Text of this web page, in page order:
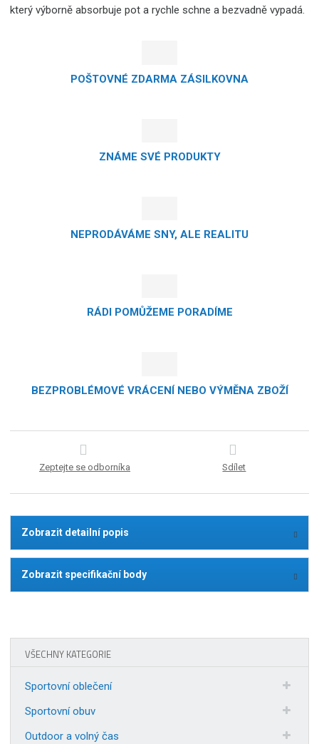
který výborně absorbuje pot a rychle schne a bezvadně vypadá.
POŠTOVNÉ ZDARMA ZÁSILKOVNA
ZNÁME SVÉ PRODUKTY
NEPRODÁVÁME SNY, ALE REALITU
RÁDI POMŮŽEME PORADÍME
BEZPROBLÉMOVÉ VRÁCENÍ NEBO VÝMĚNA ZBOŽÍ
Zeptejte se odborníka Sdílet
Zobrazit detailní popis
Zobrazit specifikační body
VŠECHNY KATEGORIE
Sportovní oblečení
Sportovní obuv
Outdoor a volný čas